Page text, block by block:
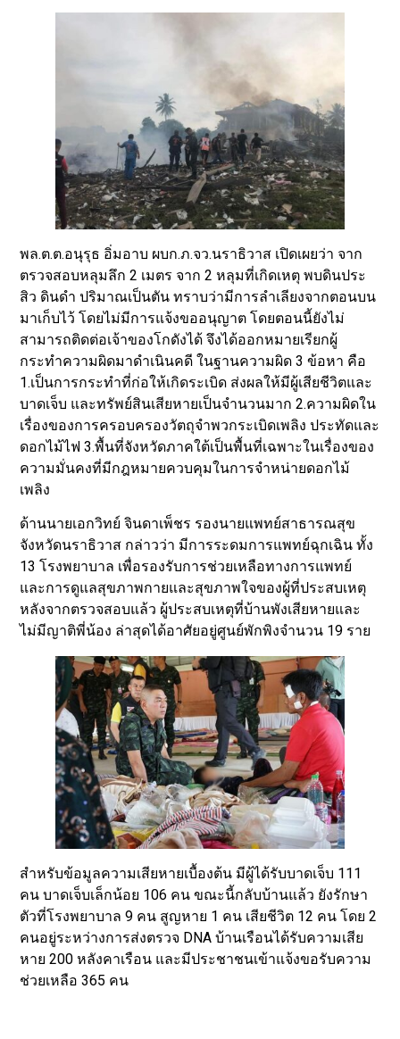
พล.ต.ต.อนุรุธ อิ่มอาบ ผบก.ภ.จว.นราธิวาส เปิดเผยว่า จาก
ตรวจสอบหลุมลึก 2 เมตร จาก 2 หลุมที่เกิดเหตุ พบดินประ
สิว ดินดำ ปริมาณเป็นตัน ทราบว่ามีการลำเลียงจากตอนบน
มาเก็บไว้ โดยไม่มีการแจ้งขออนุญาต โดยตอนนี้ยังไม่
สามารถติดต่อเจ้าของโกดังได้ จึงได้ออกหมายเรียกผู้
กระทำความผิดมาดำเนินคดี ในฐานความผิด 3 ข้อหา คือ
1.เป็นการกระทำที่ก่อให้เกิดระเบิด ส่งผลให้มีผู้เสียชีวิตและ
บาดเจ็บ และทรัพย์สินเสียหายเป็นจำนวนมาก 2.ความผิดใน
เรื่องของการครอบครองวัตถุจำพวกระเบิดเพลิง ประทัดและ
ดอกไม้ไฟ 3.พื้นที่จังหวัดภาคใต้เป็นพื้นที่เฉพาะในเรื่องของ
ความมั่นคงที่มีกฎหมายควบคุมในการจำหน่ายดอกไม้
เพลิง
ด้านนายเอกวิทย์ จินดาเพ็ชร รองนายแพทย์สาธารณสุข
จังหวัดนราธิวาส กล่าวว่า มีการระดมการแพทย์ฉุกเฉิน ทั้ง
13 โรงพยาบาล เพื่อรองรับการช่วยเหลือทางการแพทย์
และการดูแลสุขภาพกายและสุขภาพใจของผู้ที่ประสบเหตุ
หลังจากตรวจสอบแล้ว ผู้ประสบเหตุที่บ้านพังเสียหายและ
ไม่มีญาติพี่น้อง ล่าสุดได้อาศัยอยู่ศูนย์พักพิงจำนวน 19 ราย
สำหรับข้อมูลความเสียหายเบื้องต้น มีผู้ได้รับบาดเจ็บ 111
คน บาดเจ็บเล็กน้อย 106 คน ขณะนี้กลับบ้านแล้ว ยังรักษา
ตัวที่โรงพยาบาล 9 คน สูญหาย 1 คน เสียชีวิต 12 คน โดย 2
คนอยู่ระหว่างการส่งตรวจ DNA บ้านเรือนได้รับความเสีย
หาย 200 หลังคาเรือน และมีประชาชนเข้าแจ้งขอรับความ
ช่วยเหลือ 365 คน